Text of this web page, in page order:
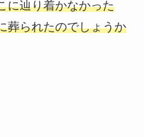
に辿り着かなかった
葬られたのでしょうか